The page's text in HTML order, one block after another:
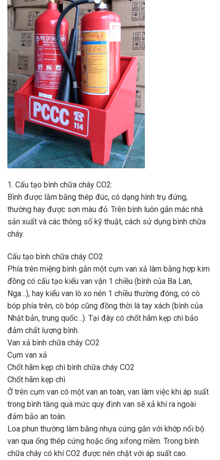
1. Cấu tạo bình chữa cháy CO2:
Bình được lằm bằng thép đúc, có dạng hình trụ đứng,
thường hay được sơn màu đỏ. Trên bình luôn gắn mác nhà
sản xuất và các thông số kỹ thuật, cách sử dụng bình chữa
cháy.
Cấu tạo bình chữa cháy CO2
Phía trên miệng bình gắn một cụm van xả làm bằng hợp kim
đồng có cấu tạo kiểu van vặn 1 chiều (bình của Ba Lan,
Nga…), hay kiểu van lò xo nén 1 chiều thường đóng, có cò
bóp phía trên, cò bóp cũng đồng thời là tay xách (bình của
Nhật bản, trung quốc…). Tại đây có chốt hãm kẹp chì bảo
đảm chất lượng bình.
Van xả bình chữa cháy CO2
Cụm van xả
Chốt hãm kẹp chì bình chữa cháy CO2
Chốt hãm kẹp chì
Ở trên cụm van có một van an toàn, van làm việc khi áp suất
trong bình tăng quá mức quy định van sẽ xả khí ra ngoài
đảm bảo an toàn.
Loa phun thường làm bằng nhựa cứng gắn với khớp nối bộ
van qua ống thép cứng hoặc ống xifong mềm. Trong bình
chữa cháy có khí CO2 được nén chặt với áp suất cao.